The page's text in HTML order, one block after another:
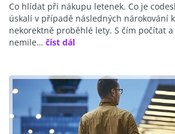
Co hlídat při nákupu letenek. Co je
úskalí v případě následných nárokování
nekorektně proběhlé lety. S čím počítat
nemile… číst dál